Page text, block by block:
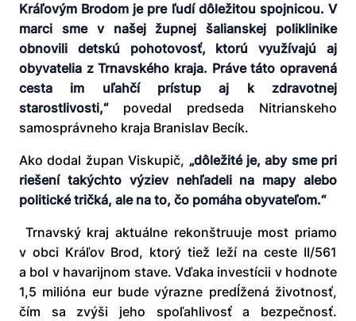
Kráľovým Brodom je pre ľudí dôležitou spojnicou. V
marci sme v našej župnej šalianskej poliklinike
obnovili detskú pohotovosť, ktorú využívajú aj
obyvatelia z Trnavského kraja. Práve táto opravená
cesta im uľahčí prístup aj k zdravotnej
starostlivosti,“povedal predseda Nitrianskeho
samosprávneho kraja Branislav Becík.
Ako dodal župan Viskupič, „dôležité je, aby sme pri
riešení takýchto výziev nehľadeli na mapy alebo
politické tričká, ale na to, čo pomáha obyvateľom.“
Trnavský kraj aktuálne rekonštruuje most priamo
v obci Kráľov Brod, ktorý tiež leží na ceste II/561
a bol v havarijnom stave. Vďaka investícii v hodnote
1,5 milióna eur bude výrazne predĺžená životnosť,
čím sa zvýši jeho spoľahlivosť a bezpečnosť.